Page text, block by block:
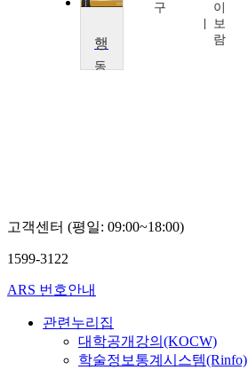
구
이
보
람
동
고객센터 (평일: 09:00~18:00)
1599-3122
ARS 번호안내
관련누리집
대학공개강의(KOCW)
학술정보통계시스템(Rinfo)